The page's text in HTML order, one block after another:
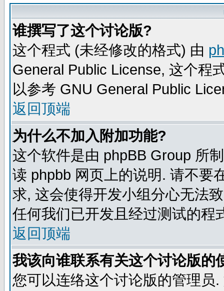
谁撰写了这个讨论版?
这个程式 (未经修改的格式) 由
General Public License, 这个程
以参考 GNU General Public
返回顶端
为什么不加入附加功能?
这个软件是由 phpBB Group 所
读 phpbb 网页上的说明. 请不要
求, 这会使得开发小组分心无法
任何我们已开发且经过测试的程
返回顶端
我该向谁联系有关这个讨论版的
您可以连络这个讨论版的管理员